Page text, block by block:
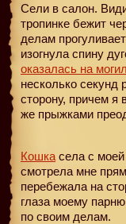
Сели в салон.
тропинке бежит
делам
изогнула спину
оказалась на
несколько секунд
сторону, причем я
же прыжками
Кошка села с
смотрела мне
перебежала на
глаза моему
по своим делам.